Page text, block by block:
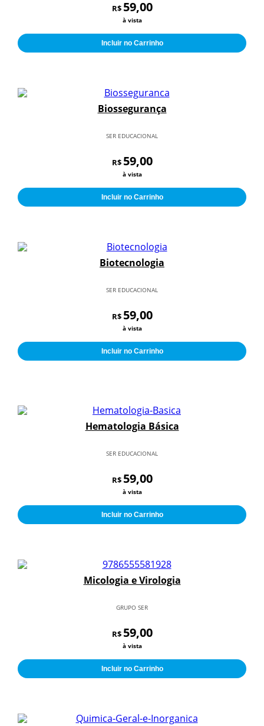
R$ 59,00
à vista
Incluir no Carrinho
Biossegurança
SER EDUCACIONAL
R$ 59,00
à vista
Incluir no Carrinho
Biotecnologia
SER EDUCACIONAL
R$ 59,00
à vista
Incluir no Carrinho
Hematologia Básica
SER EDUCACIONAL
R$ 59,00
à vista
Incluir no Carrinho
Micologia e Virologia
GRUPO SER
R$ 59,00
à vista
Incluir no Carrinho